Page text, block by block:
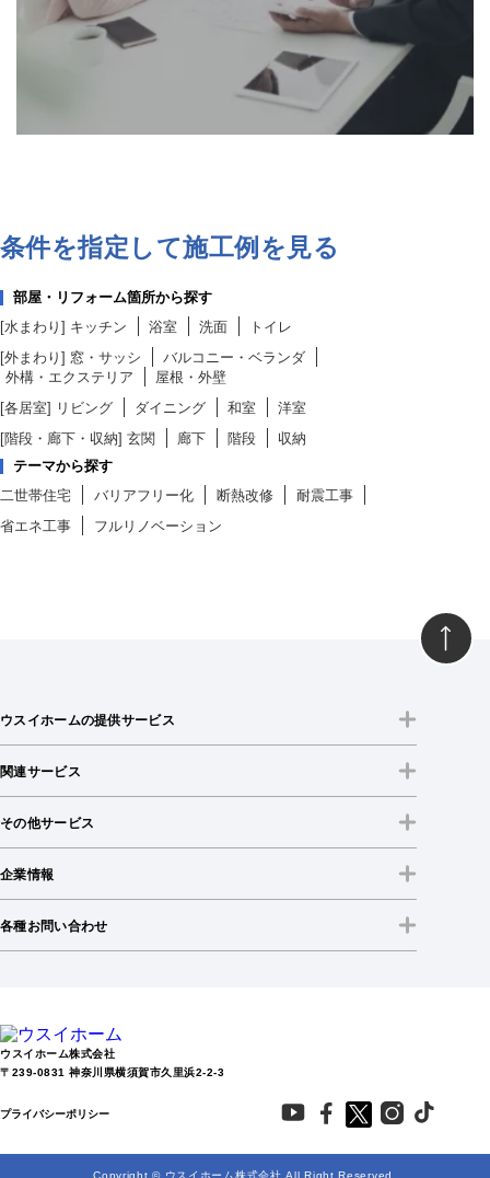
条件を指定して施工例を見る
部屋・リフォーム箇所から探す
[水まわり] キッチン 浴室 洗面
トイレ
[外まわり] 窓・サッシ
バルコニー・ベランダ
外構・エクステリア
屋根・外壁
[各居室] リビング ダイニング 和室
洋室
[階段・廊下・収納] 玄関 廊下 階段
収納
テーマから探す
二世帯住宅
バリアフリー化 断熱改修
耐震工事
省エネ工事
フルリノベーション
ウスイホームの提供サービス
関連サービス
その他サービス
企業情報
各種お問い合わせ
ウスイホーム株式会社
〒239-0831 神奈川県横須賀市久里浜2-2-3
プライバシーポリシー
Copyright © ウスイホーム株式会社 All Right Reserved.